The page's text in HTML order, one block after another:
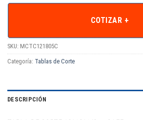
COTIZAR +
SKU: MCTC121805C
Categoría: Tablas de Corte
DESCRIPCIÓN